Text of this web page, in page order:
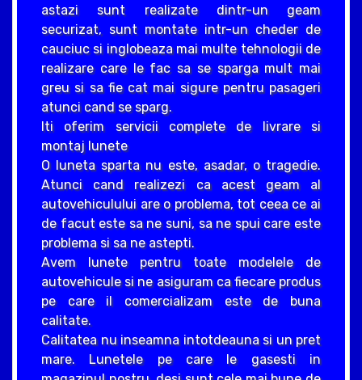
astazi sunt realizate dintr-un geam
securizat, sunt montate intr-un cheder de
cauciuc si inglobeaza mai multe tehnologii de
realizare care le fac sa se sparga mult mai
greu si sa fie cat mai sigure pentru pasageri
atunci cand se sparg.
Iti oferim servicii complete de livrare si
montaj lunete
O luneta sparta nu este, asadar, o tragedie.
Atunci cand realizezi ca acest geam al
autovehiculului are o problema, tot ceea ce ai
de facut este sa ne suni, sa ne spui care este
problema si sa ne astepti.
Avem lunete pentru toate modelele de
autovehicule si ne asiguram ca fiecare produs
pe care il comercializam este de buna
calitate.
Calitatea nu inseamna intotdeauna si un pret
mare. Lunetele pe care le gasesti in